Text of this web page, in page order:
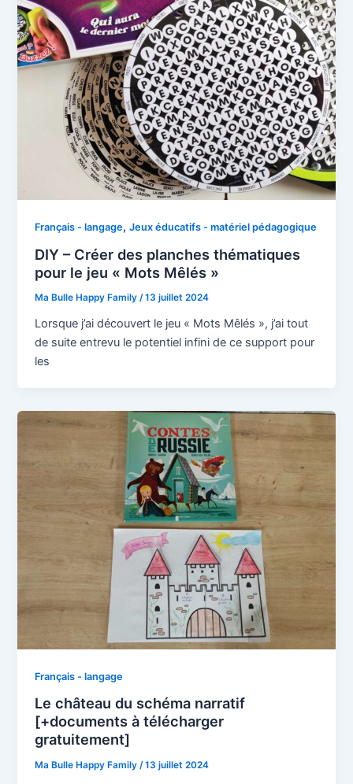
Français - langage,Jeux éducatifs - matériel pédagogique
DIY – Créer des planches thématiques
pour le jeu « Mots Mêlés »
Ma Bulle Happy Family/13 juillet 2024
Lorsque j’ai découvert le jeu « Mots Mêlés », j’ai tout
de suite entrevu le potentiel infini de ce support pour
les
Français - langage
Le château du schéma narratif
[+documents à télécharger
gratuitement]
Ma Bulle Happy Family/13 juillet 2024